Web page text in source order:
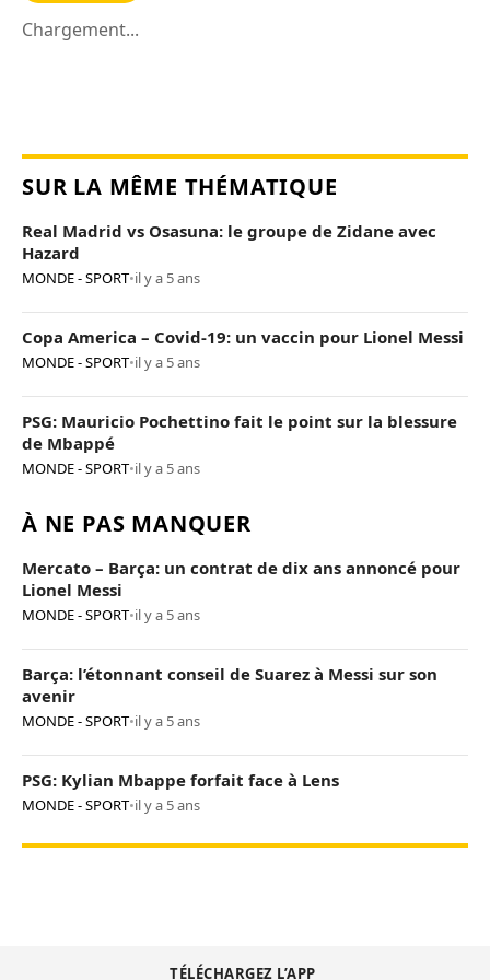
Chargement...
SUR LA MÊME THÉMATIQUE
Real Madrid vs Osasuna: le groupe de Zidane avec
Hazard
MONDE - SPORT•il y a 5 ans
Copa America – Covid-19: un vaccin pour Lionel Messi
MONDE - SPORT•il y a 5 ans
PSG: Mauricio Pochettino fait le point sur la blessure
de Mbappé
MONDE - SPORT•il y a 5 ans
À NE PAS MANQUER
Mercato – Barça: un contrat de dix ans annoncé pour
Lionel Messi
MONDE - SPORT•il y a 5 ans
Barça: l’étonnant conseil de Suarez à Messi sur son
avenir
MONDE - SPORT•il y a 5 ans
PSG: Kylian Mbappe forfait face à Lens
MONDE - SPORT•il y a 5 ans
TÉLÉCHARGEZ L’APP